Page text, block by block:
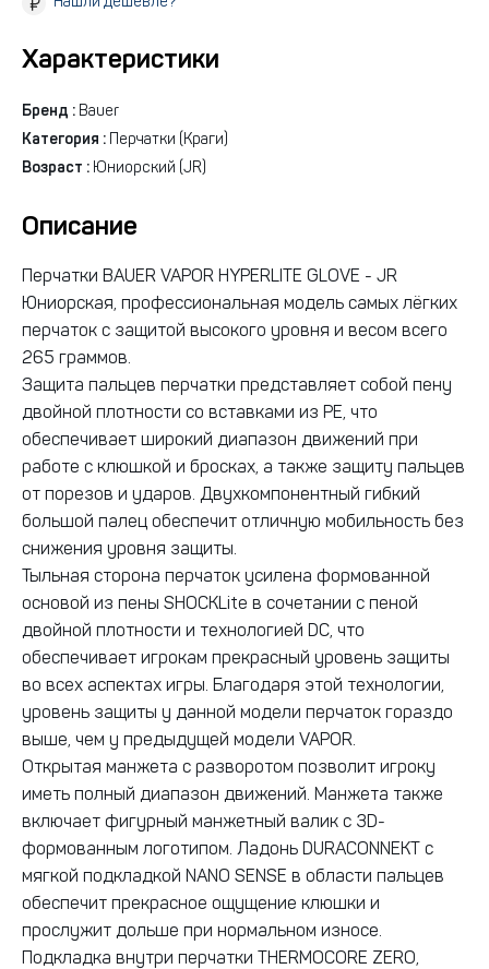
Характеристики
Бренд : Bauer
Категория : Перчатки (Краги)
Возраст : Юниорский (JR)
Описание
Перчатки BAUER VAPOR HYPERLITE GLOVE - JR
Юниорская, профессиональная модель самых лёгких
перчаток с защитой высокого уровня и весом всего
265 граммов.
Защита пальцев перчатки представляет собой пену
двойной плотности со вставками из PE, что
обеспечивает широкий диапазон движений при
работе с клюшкой и бросках, а также защиту пальцев
от порезов и ударов. Двухкомпонентный гибкий
большой палец обеспечит отличную мобильность без
снижения уровня защиты.
Тыльная сторона перчаток усилена формованной
основой из пены SHOCKLite в сочетании с пеной
двойной плотности и технологией DC, что
обеспечивает игрокам прекрасный уровень защиты
во всех аспектах игры. Благодаря этой технологии,
уровень защиты у данной модели перчаток гораздо
выше, чем у предыдущей модели VAPOR.
Открытая манжета с разворотом позволит игроку
иметь полный диапазон движений. Манжета также
включает фигурный манжетный валик с 3D-
формованным логотипом. Ладонь DURACONNEKT с
мягкой подкладкой NANO SENSE в области пальцев
обеспечит прекрасное ощущение клюшки и
прослужит дольше при нормальном износе.
Подкладка внутри перчатки THERMOCORE ZERO,